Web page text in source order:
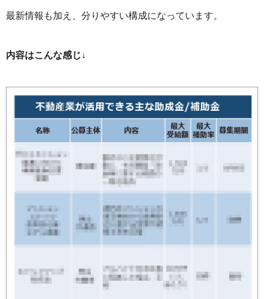
最新情報も加え、分りやすい構成になっています。
内容はこんな感じ↓